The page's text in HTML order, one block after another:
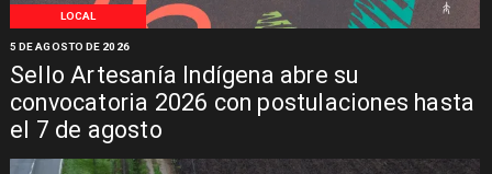
LOCAL
Sello Artesanía Indígena abre su
convocatoria 2026 con postulaciones hasta
el 7 de agosto
5 DE AGOSTO DE 2026